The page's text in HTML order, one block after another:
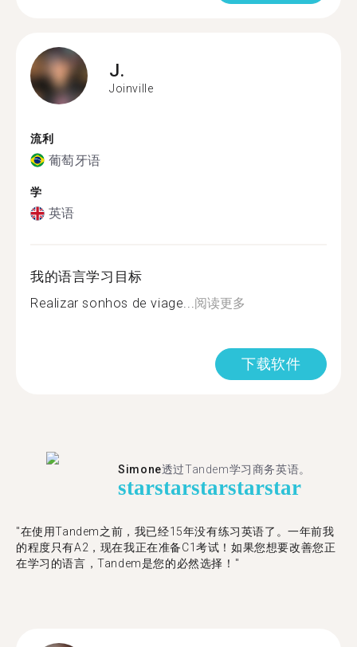
J.
Joinville
流利
葡萄牙语
学
英语
我的语言学习目标
Realizar sonhos de viage...阅读更多
下载软件
Simone透过Tandem学习商务英语。
starstarstarstarstar
"在使用Tandem之前，我已经15年没有练习英语了。一年前我
的程度只有A2，现在我正在准备C1考试！如果您想要改善您正
在学习的语言，Tandem是您的必然选择！"